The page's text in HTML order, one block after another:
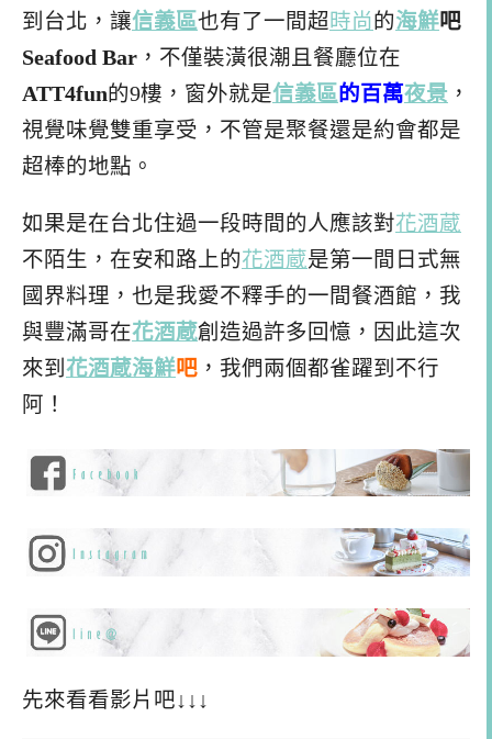
到台北，讓信義區也有了一間超 時尚的海鮮吧
Seafood Bar ，不僅裝潢很潮且餐廳位在
ATT4fun的9樓，窗外就是信義區的百萬夜景 ，
視覺味覺雙重享受，不管是聚餐還是約會都是
超棒的地點。
如果是在台北住過一段時間的人應該對花酒蔵
不陌生，在安和路上的花酒蔵是第一間日式無
國界料理，也是我愛不釋手的一間餐酒館，我
與豐滿哥在花酒蔵創造過許多回憶，因此這次
來到 花酒蔵海鮮吧 ，我們兩個都雀躍到不行
阿！
先來看看影片吧↓↓↓